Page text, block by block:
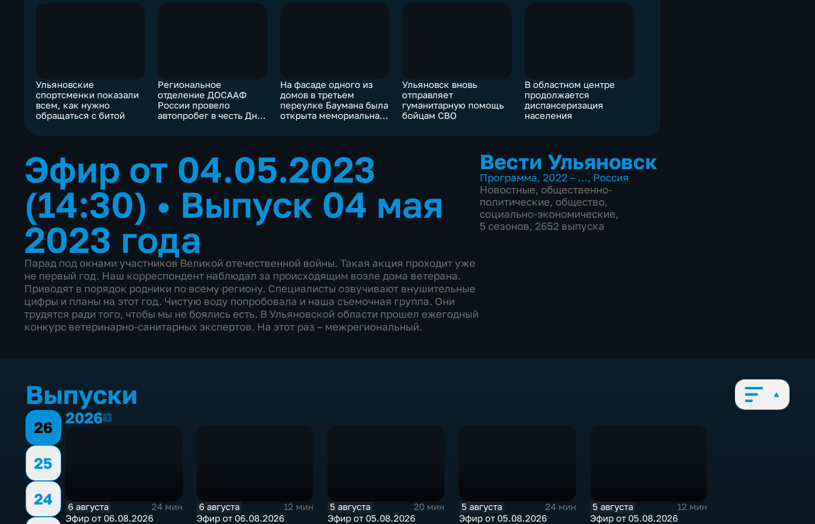
Ульяновские
спортсменки показали
всем, как нужно
обращаться с битой
Региональное
отделение ДОСААФ
России провело
автопробег в честь Дня
На фасаде одного из
домов в третьем
переулке Баумана была
открыта мемориальная
Ульяновск вновь
отправляет
гуманитарную помощь
бойцам СВО
В областном центре
продолжается
диспансеризация
населения
Эфир от 04.05.2023
(14:30) • Выпуск 04 мая
2023 года
Парад под окнами участников Великой отечественной войны. Такая акция проходит уже
не первый год. Наш корреспондент наблюдал за происходящим возле дома ветерана.
Приводят в порядок родники по всему региону. Специалисты озвучивают внушительные
цифры и планы на этот год. Чистую воду попробовала и наша съемочная группа. Они
трудятся ради того, чтобы мы не боялись есть. В Ульяновской области прошел ежегодный
конкурс ветеринарно-санитарных экспертов. На этот раз – межрегиональный.
Вести Ульяновск
Программа, 2022 – …, Россия
Новостные, общественно-
политические, общество,
социально-экономические,
5 сезонов, 2652 выпуска
Выпуски
26
25
24
20262026
6 августа
24 мин
Эфир от 06.08.2026
6 августа
12 мин
Эфир от 06.08.2026
5 августа
20 мин
Эфир от 05.08.2026
5 августа
24 мин
Эфир от 05.08.2026
5 августа
12 мин
Эфир от 05.08.2026